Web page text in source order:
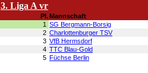
3. Liga A vr
Pl.Mannschaft
1 SG Bergmann-Borsig
2 Charlottenburger TSV
3 VfB Hermsdorf
4 TTC Blau-Gold
5 Füchse Berlin